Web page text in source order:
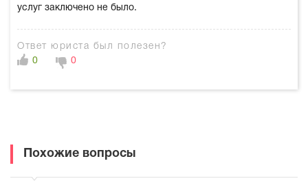
услуг заключено не было.
Ответ юриста был полезен?
0
0
Похожие вопросы